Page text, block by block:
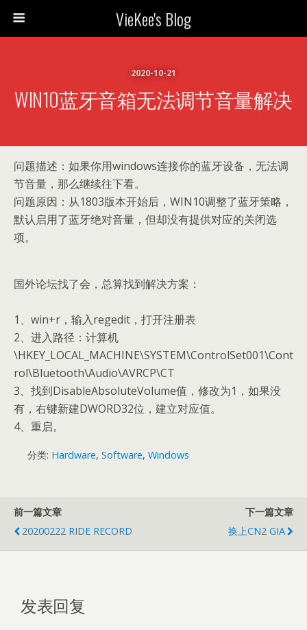
VieKee's Blog
2020-10-21
WIN10蓝牙音箱无法调节音量解决
问题描述：如果你用windows连接你的蓝牙设备，无法调
节音量，那么继续往下看。
问题原因：从1803版本开始后，WIN10调整了蓝牙策略，
默认启用了蓝牙绝对音量，但却没有提供对应的关闭选
项。
国外论坛找了会，总算找到解决方案：
1、win+r，输入regedit，打开注册表
2、进入路径：计算机
\HKEY_LOCAL_MACHINE\SYSTEM\ControlSet001\Cont
rol\Bluetooth\Audio\AVRCP\CT
3、找到DisableAbsoluteVolume值，修改为1，如果没
有，右键新建DWORD32位，建立对应值。
4、重启。
分类: Hardware, Software, Windows
前一篇文章
20200222 RIDE RECORD
下一篇文章
换上CN2 GIA
发表回复